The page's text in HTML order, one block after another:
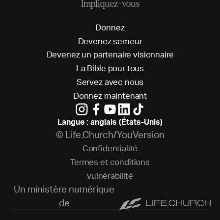
Impliquez-vous
Donnez
Devenezsemeur
Devenez un partenaire visionnaire
L a Bible pourtous
Servezavec nous
Donnez maintenant
Langue : anglais (États-Unis)
© Life.Church/YouVersion
Confidentialité
Termes et conditions
vulnérabilité
Un ministère numérique
de